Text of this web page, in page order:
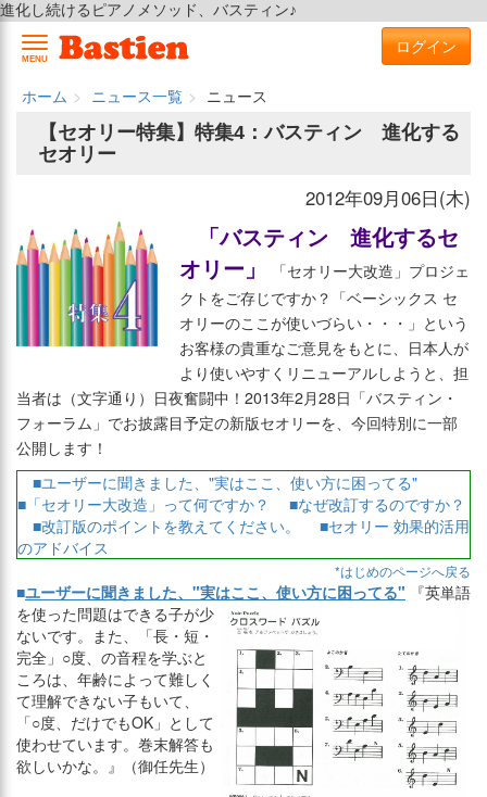
進化し続けるピアノメソッド、バスティン♪
MENU
ログイン
ホーム ニュース一覧
ニュース
【セオリー特集】特集4：バスティン 進化する
セオリー
2012年09月06日(木)
「バスティン 進化するセ
オリー」
「セオリー大改造」プロジェ
クトをご存じですか？「ベーシックス セ
オリーのここが使いづらい・・・」という
お客様の貴重なご意見をもとに、日本人が
より使いやすくリニューアルしようと、担
当者は（文字通り）日夜奮闘中！2013年2月28日「バスティン・
フォーラム」でお披露目予定の新版セオリーを、今回特別に一部
公開します！
■ユーザーに聞きました、"実はここ、使い方に困ってる"
■「セオリー大改造」って何ですか？
■なぜ改訂するのですか？
■改訂版のポイントを教えてください。
■セオリー 効果的活用
のアドバイス
*はじめのページへ戻る
■ユーザーに聞きました、"実はここ、使い方に困ってる"
『英単語
を使った問題はできる子が少
ないです。また、「長・短・
完全」○度、の音程を学ぶと
ころは、年齢によって難しく
て理解できない子もいて、
「○度、だけでもOK」として
使わせています。巻末解答も
欲しいかな。』（御任先生）